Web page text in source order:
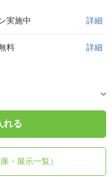
実施中 詳細
料 詳細
れる
・展示一覧）